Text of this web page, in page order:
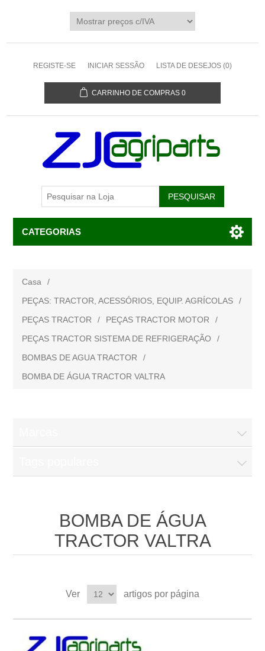
REGISTE-SE INICIAR SESSÃO LISTA DE DESEJOS (0)
CARRINHO DE COMPRAS 0
CATEGORIAS
Casa
/
PEÇAS: TRACTOR, ACESSÓRIOS, EQUIP. AGRÍCOLAS
/
PEÇAS TRACTOR
/ PEÇAS TRACTOR MOTOR
/
PEÇAS TRACTOR SISTEMA DE REFRIGERAÇÃO
/
BOMBAS DE AGUA TRACTOR
/
BOMBA DE ÁGUA TRACTOR VALTRA
BOMBA DE ÁGUA
TRACTOR VALTRA
Ver artigos por página